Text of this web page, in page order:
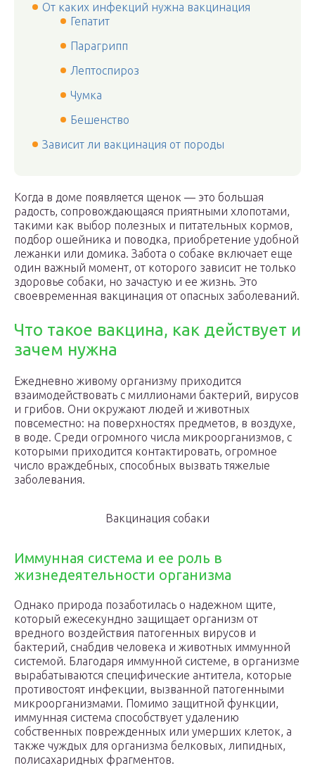
От каких инфекций нужна вакцинация
Гепатит
Парагрипп
Лептоспироз
Чумка
Бешенство
Зависит ли вакцинация от породы
Когда в доме появляется щенок — это большая
радость, сопровождающаяся приятными хлопотами,
такими как выбор полезных и питательных кормов,
подбор ошейника и поводка, приобретение удобной
лежанки или домика. Забота о собаке включает еще
один важный момент, от которого зависит не только
здоровье собаки, но зачастую и ее жизнь. Это
своевременная вакцинация от опасных заболеваний.
Что такое вакцина, как действует и
зачем нужна
Ежедневно живому организму приходится
взаимодействовать с миллионами бактерий, вирусов
и грибов. Они окружают людей и животных
повсеместно: на поверхностях предметов, в воздухе,
в воде. Среди огромного числа микроорганизмов, с
которыми приходится контактировать, огромное
число враждебных, способных вызвать тяжелые
заболевания.
Вакцинация собаки
Иммунная система и ее роль в
жизнедеятельности организма
Однако природа позаботилась о надежном щите,
который ежесекундно защищает организм от
вредного воздействия патогенных вирусов и
бактерий, снабдив человека и животных иммунной
системой. Благодаря иммунной системе, в организме
вырабатываются специфические антитела, которые
противостоят инфекции, вызванной патогенными
микроорганизмами. Помимо защитной функции,
иммунная система способствует удалению
собственных поврежденных или умерших клеток, а
также чуждых для организма белковых, липидных,
полисахаридных фрагментов.